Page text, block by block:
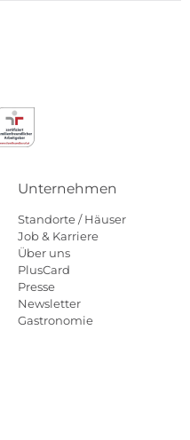
Unternehmen
Standorte / Häuser
Job & Karriere
Über uns
PlusCard
Presse
Newsletter
Gastronomie